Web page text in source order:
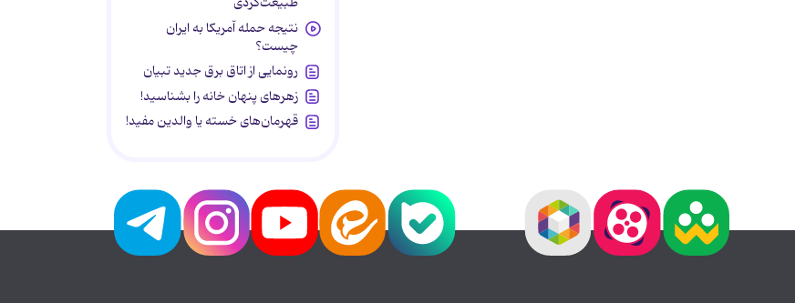
نتیجه حمله آمریکا به ایران
چیست؟
رونمایی از اتاق برق جدید تبیان
زهرهای پنهان خانه را بشناسید!
قهرمان‌های خسته یا والدین مفید!